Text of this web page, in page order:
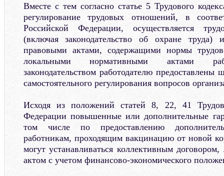
Вместе с тем согласно статье 5 Трудового
регулирование трудовых отношений, в
Российской Федерации, осуществляется
(включая законодательство об охране
правовыми актами, содержащими нормы
локальными нормативными актами
законодательством работодателю
самостоятельного регулирования вопросов
Исходя из положений статей 8, 22, 41
Федерации повышенные или дополнительные
том числе по предоставлению
работникам, проходящим вакцинацию от новой
могут устанавливаться коллективным
актом с учетом финансово-экономического